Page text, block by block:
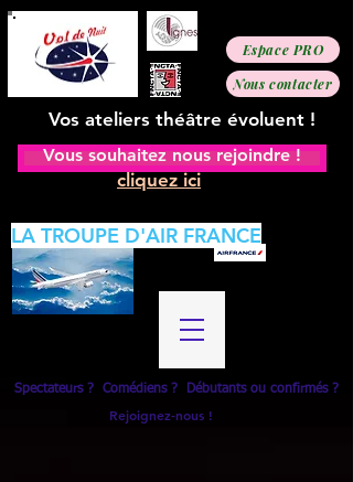
Nous contacter
Espace PRO
LA TROUPE D'AIR FRANCE
Spectateurs ? Comédiens ? Débutants ou confirmés ?
Rejoignez-nous !
Vous souhaitez nous rejoindre !
cliquez ici
Vos ateliers théâtre évoluent !